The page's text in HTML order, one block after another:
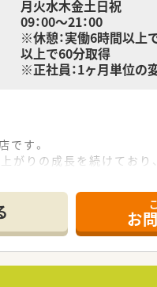
月火水木金土日祝
09：00～21：00
※休憩：実働6時間以上
以上で60分取得
※正社員：1ヶ月単位の
す。
りの成長を続けており
得状況を管理・取得を徹
日用雑貨などを社員価格
ポートしている企業の
として、厚生労働省認定
お